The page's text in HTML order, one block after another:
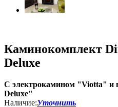
Каминокомплект
Deluxe
C электрокамином "Viotta" и
Deluxe"
Наличие:Уточнить